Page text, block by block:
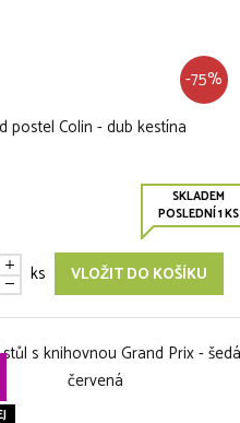
-75%
postel Colin - dub kestína
SKLADEM
POSLEDNÍ 1 KS
ks VLOŽIT DO KOŠÍKU